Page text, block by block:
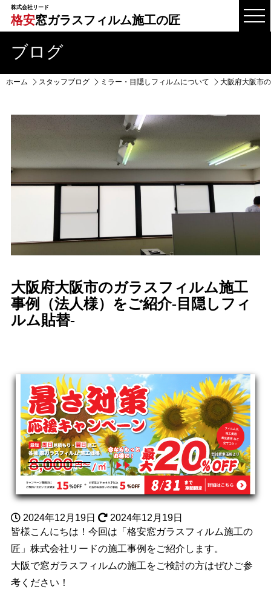
株式会社リード
格安窓ガラスフィルム施工の匠
ブログ
ホーム スタッフブログ ミラー・目隠しフィルムについて 大阪府大阪市
大阪府大阪市のガラスフィルム施工
事例（法人様）をご紹介-目隠しフィ
ルム貼替-
2024年12月19日
2024年12月19日
皆様こんにちは！今回は「格安窓ガラスフィルム施工の
匠」株式会社リードの施工事例をご紹介します。
大阪で窓ガラスフィルムの施工をご検討の方はぜひご参
考ください！